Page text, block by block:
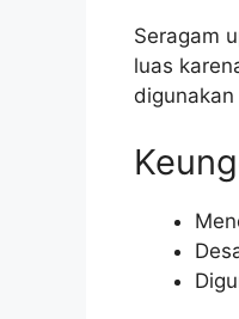
Seragam
luas